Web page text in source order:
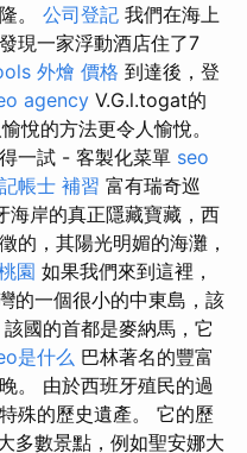
。 公司登記 我們在海上
現一家浮動酒店住了7
外燴 價格 到達後，登
agency V.G.l.togat的
悅的方法更令人愉悅。
一試 - 客製化菜單 seo
記帳士 補習 富有瑞奇巡
海岸的真正隱藏寶藏，西
的，其陽光明媚的海灘，
園 如果我們來到這裡，
的一個很小的中東島，該
國的首都是麥納馬，它
是什么 巴林著名的豐富
。 由於西班牙殖民的過
殊的歷史遺產。 它的歷
多數景點，例如聖安娜大